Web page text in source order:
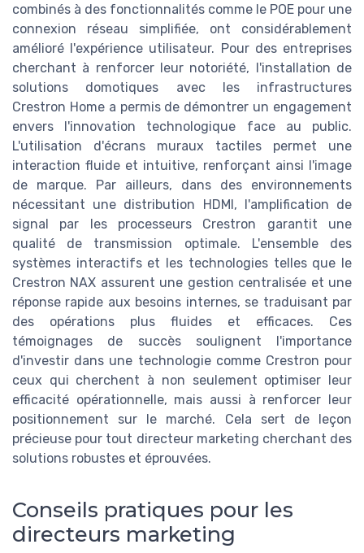
combinés à des fonctionnalités comme le POE pour une
connexion réseau simplifiée, ont considérablement
amélioré l'expérience utilisateur. Pour des entreprises
cherchant à renforcer leur notoriété, l'installation de
solutions domotiques avec les infrastructures
Crestron Home a permis de démontrer un engagement
envers l'innovation technologique face au public.
L'utilisation d'écrans muraux tactiles permet une
interaction fluide et intuitive, renforçant ainsi l'image
de marque. Par ailleurs, dans des environnements
nécessitant une distribution HDMI, l'amplification de
signal par les processeurs Crestron garantit une
qualité de transmission optimale. L'ensemble des
systèmes interactifs et les technologies telles que le
Crestron NAX assurent une gestion centralisée et une
réponse rapide aux besoins internes, se traduisant par
des opérations plus fluides et efficaces. Ces
témoignages de succès soulignent l'importance
d'investir dans une technologie comme Crestron pour
ceux qui cherchent à non seulement optimiser leur
efficacité opérationnelle, mais aussi à renforcer leur
positionnement sur le marché. Cela sert de leçon
précieuse pour tout directeur marketing cherchant des
solutions robustes et éprouvées.
Conseils pratiques pour les
directeurs marketing